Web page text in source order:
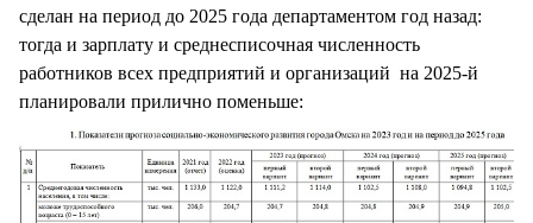
сделан на период до 2025 года департаментом год назад:
тогда и зарплату и среднесписочная численность
работников всех предприятий и организаций на 2025-й
планировали прилично поменьше: